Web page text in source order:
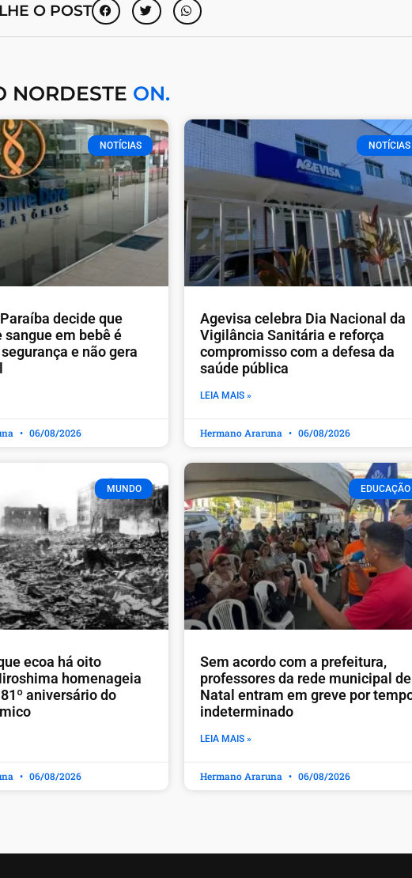
O POST
NORDESTE ON.
NOTÍCIAS
decide que
sangue em bebê é
e não gera
06/08/2026
NOTÍCIAS
Agevisa celebra Dia Nacional da
Vigilância Sanitária e reforça
compromisso com a defesa da
saúde pública
LEIA MAIS »
Hermano Araruna 06/08/2026
MUNDO
ecoa há oito
homenageia
aniversário do
06/08/2026
EDUCAÇÃO
​Sem acordo com a prefeitura,
professores da rede municipal de
Natal entram em greve por
indeterminado
LEIA MAIS »
Hermano Araruna 06/08/2026